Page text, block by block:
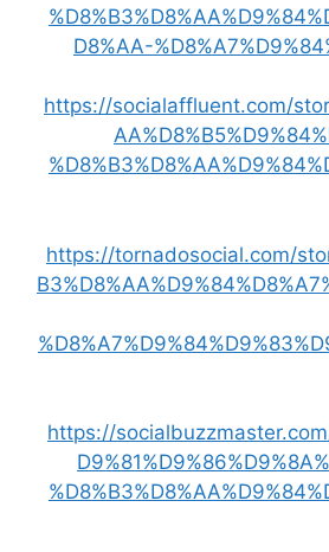
D8%AA-
https://socialaffluent.com/
https://tornadosocial.com/
https://